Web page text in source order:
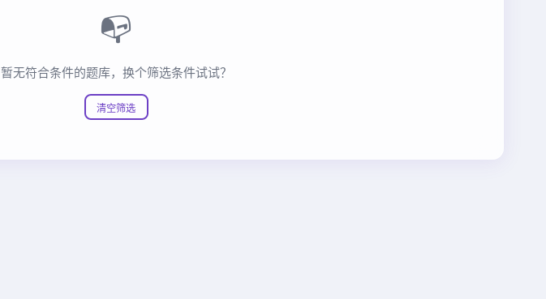
📭
暂无符合条件的题库，换个筛选条件试试？
清空筛选